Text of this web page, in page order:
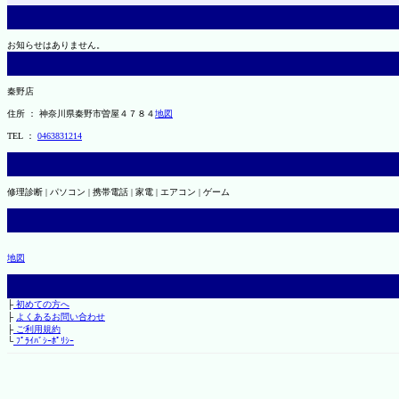
お知らせはありません。
秦野店
住所 ： 神奈川県秦野市曽屋４７８４地図
TEL ： 0463831214
修理診断 | パソコン | 携帯電話 | 家電 | エアコン | ゲーム
地図
├初めての方へ
├ よくあるお問い合わせ
├ご利用規約
└ﾌﾟﾗｲﾊﾞｼｰﾎﾟﾘｼｰ